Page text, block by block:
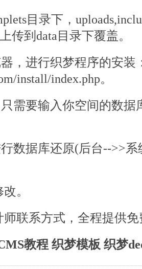
目录下，
传到data目录下覆盖。
，进行织梦程序的安装
install/index.php。
需要输入你空间的数据
数据库还原(后台-->>
。
师联系方式，全程提供
教程 织梦模板 织梦